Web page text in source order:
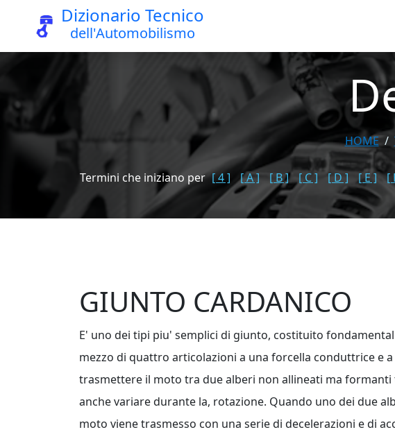
Dizionario Tecnico
dell'Automobilismo
HOME
Termini che iniziano per [ 4 ] [ A ] [ B ] [ C ] [ D ] [ E ] [
GIUNTO CARDANICO
E' uno dei tipi piu' semplici di giunto, costituito
mezzo di quattro articolazioni a una forcella conduttrice e
trasmettere il moto tra due alberi non allineati ma
anche variare durante la, rotazione. Quando uno dei due
moto viene trasmesso con una serie di decelerazioni e di